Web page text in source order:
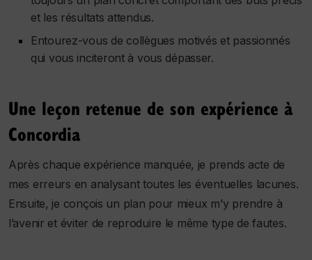
et les résultats attendus.
Entourez-vous de collègues motivés et passionnés
qui vous inciteront à vous dépasser.
Une leçon retenue de son expérience à
Concordia
Après chaque expérience manquée, je prends acte de
mes erreurs en analysant toutes les éventuelles lacunes.
Ensuite, je conçois un plan pour mieux m’y prendre à
l’avenir et éviter de reproduire le même type de fautes.